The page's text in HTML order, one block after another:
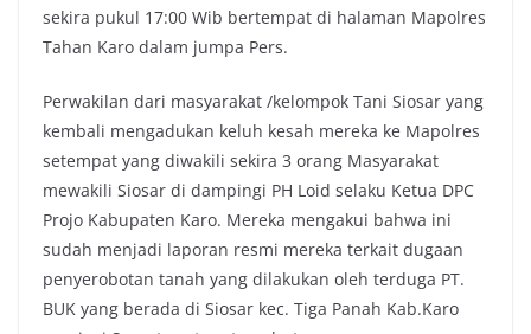
sekira pukul 17:00 Wib bertempat di halaman Mapolres
Tahan Karo dalam jumpa Pers.
Perwakilan dari masyarakat /kelompok Tani Siosar yang
kembali mengadukan keluh kesah mereka ke Mapolres
setempat yang diwakili sekira 3 orang Masyarakat
mewakili Siosar di dampingi PH Loid selaku Ketua DPC
Projo Kabupaten Karo. Mereka mengakui bahwa ini
sudah menjadi laporan resmi mereka terkait dugaan
penyerobotan tanah yang dilakukan oleh terduga PT.
BUK yang berada di Siosar kec. Tiga Panah Kab.Karo